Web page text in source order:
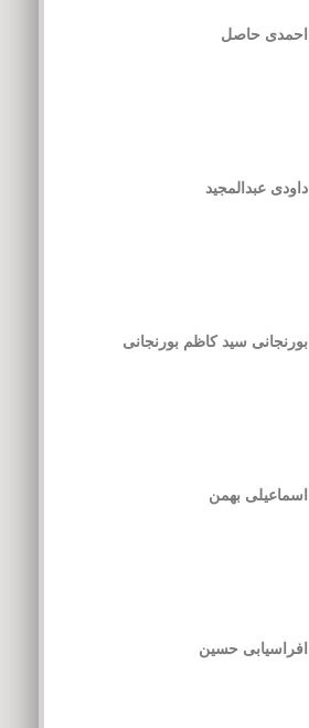
احمدی حاصل
داودی عبدالمجید
بورنجانی سید کاظم بورنجانی
اسماعیلی بهمن
افراسیابی حسین